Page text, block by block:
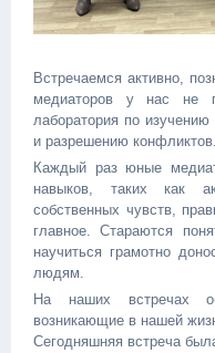
Встречаемся активно,
медиаторов у нас не
лаборатория по изучению
и разрешению конфликтов.
Каждый раз юные
навыков, таких как
собственных чувств,
главное. Стараются
научиться грамотно
людям.
На наших встречах
возникающие в нашей
Сегодняшняя встреча